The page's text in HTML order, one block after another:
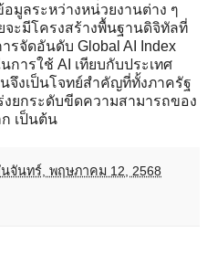
มูลระหว่างหน่วยงานต่าง ๆ
จะมีโครงสร้างพื้นฐานดิจิทัลที่
รจัดอันดับ Global AI Index
การใช้ AI เทียบกับประเทศ
จึงเป็นโจทย์สำคัญที่ทั้งภาครัฐ
งยกระดับขีดความสามารถของ
เป็นต้น
นจันทร์, พฤษภาคม 12, 2568